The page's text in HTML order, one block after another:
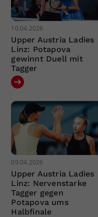
10.04.2026
Upper Austria Ladies
Linz: Potapova
gewinnt Duell mit
Tagger
09.04.2026
Upper Austria Ladies
Linz: Nervenstarke
Tagger gegen
Potapova ums
Halbfinale